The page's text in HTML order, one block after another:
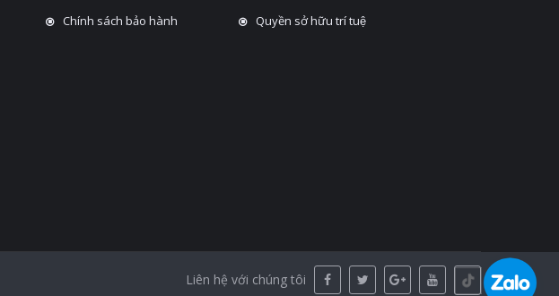
Chính sách bảo hành
Quyền sở hữu trí tuệ
Liên hệ với chúng tôi